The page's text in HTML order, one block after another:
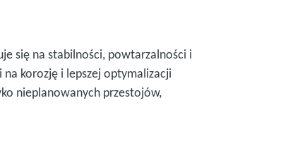
się na stabilności, powtarzalności i
korozję i lepszej optymalizacji
nieplanowanych przestojów,